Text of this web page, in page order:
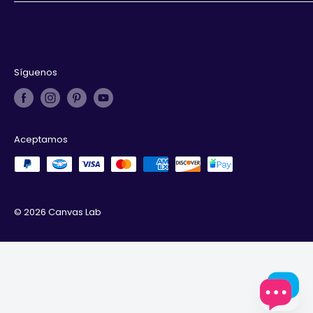
Aviso de privacidad
Síguenos
Aceptamos
© 2026 Canvas Lab